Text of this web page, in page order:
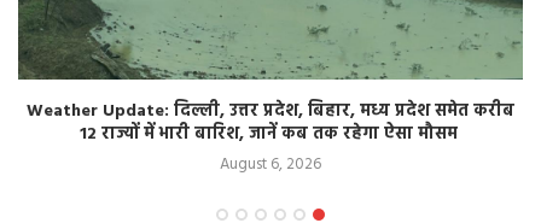
Weather Update: दिल्ली, उत्तर प्रदेश, बिहार, मध्य प्रदेश समेत करीब
12 राज्यों में भारी बारिश, जानें कब तक रहेगा ऐसा मौसम
August 6, 2026